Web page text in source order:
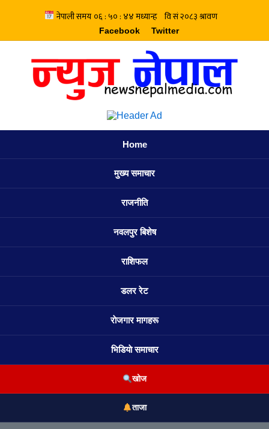
Facebook Twitter
Home
मुख्य समाचार
राजनीति
नवलपुर बिशेष
राशिफल
डलर रेट
राेजगार मागहरू
भिडियाे समाचार
खोज
ताजा